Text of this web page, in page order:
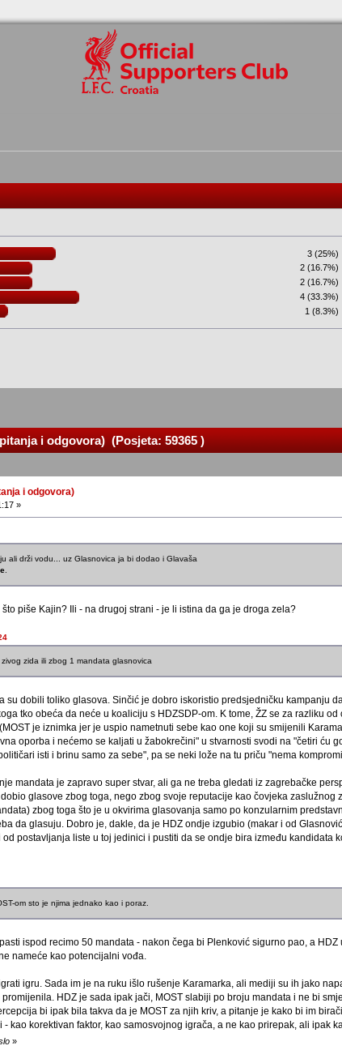
3 (25%)
2 (16.7%)
2 (16.7%)
4 (33.3%)
1 (8.3%)
i odgovora) (Posjeta: 59365 )
i odgovora)
»
ali drži vodu... uz Glasnovica ja bi dodao i Glavaša
.
piše Kajin? Ili - na drugoj strani - je li istina da ga je droga zela?
zida ili zbog 1 mandata glasnovica
su dobili toliko glasova. Sinčić je dobro iskoristio predsjedničku kampanju
tko obeća da neće u koaliciju s HDZSDP-om. K tome, ŽZ se za razliku
je iznimka jer je uspio nametnuti sebe kao one koji su smijenili
oporba i nećemo se kaljati u žabokrečini" u stvarnosti svodi na "četiri ću
isti i brinu samo za sebe", pa se neki lože na tu priču "nema
mandata je zapravo super stvar, ali ga ne treba gledati iz zagrebačke
glasove zbog toga, nego zbog svoje reputacije kao čovjeka zaslužnog
zbog toga što je u okvirima glasovanja samo po konzularnim
da glasuju. Dobro je, dakle, da je HDZ ondje izgubio (makar i od
postavljanja liste u toj jedinici i pustiti da se ondje bira između kandidata
om sto je njima jednako kao i poraz.
ispod recimo 50 mandata - nakon čega bi Plenković sigurno pao, a
nameće kao potencijalni vođa.
igru. Sada im je na ruku išlo rušenje Karamarka, ali mediji su ih jako
HDZ je sada ipak jači, MOST slabiji po broju mandata i ne bi
bi ipak bila takva da je MOST za njih kriv, a pitanje je kako bi im
kao korektivan faktor, kao samosvojnog igrača, a ne kao prirepak, ali ipak
»